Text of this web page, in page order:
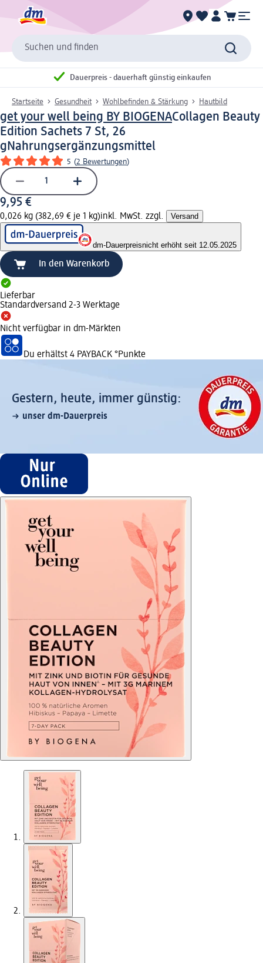
Suchen und finden
Dauerpreis - dauerhaft günstig einkaufen
Startseite Gesundheit Wohlbefinden & Stärkung Hautbild
get your well being BY BIOGENACollagen Beauty
Edition Sachets 7 St, 26
gNahrungsergänzungsmittel
5 (2 Bewertungen)
9,95 €
0,026 kg (382,69 € je 1 kg)inkl. MwSt. zzgl. Versand
dm-Dauerpreisnicht erhöht seit 12.05.2025
In den Warenkorb
Lieferbar
Standardversand 2-3 Werktage
Nicht verfügbar in dm-Märkten
Du erhältst 4 PAYBACK °Punkte
Gestern, heute, immer günstig:
unser dm-Dauerpreis